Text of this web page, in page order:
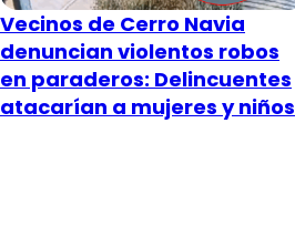
Vecinos de Cerro Navia
denuncian violentos robos
en paraderos: Delincuentes
atacarían a mujeres y niños